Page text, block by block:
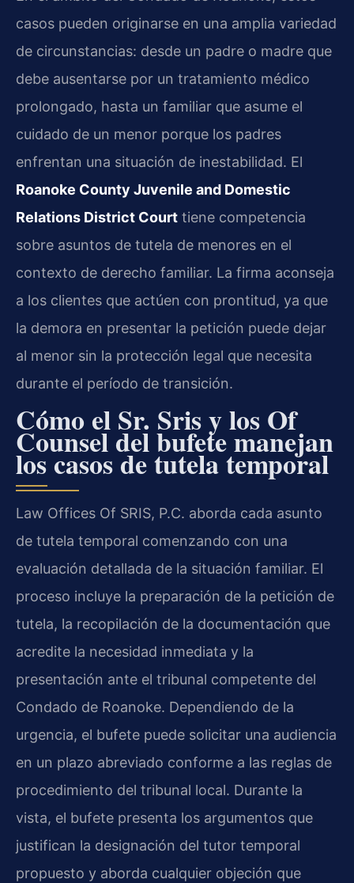
casos pueden originarse en una amplia variedad
de circunstancias: desde un padre o madre que
debe ausentarse por un tratamiento médico
prolongado, hasta un familiar que asume el
cuidado de un menor porque los padres
enfrentan una situación de inestabilidad. El
Roanoke County Juvenile and Domestic
Relations District Court tiene competencia
sobre asuntos de tutela de menores en el
contexto de derecho familiar. La firma aconseja
a los clientes que actúen con prontitud, ya que
la demora en presentar la petición puede dejar
al menor sin la protección legal que necesita
durante el período de transición.
Cómo el Sr. Sris y los Of
Counsel del bufete manejan
los casos de tutela temporal
Law Offices Of SRIS, P.C. aborda cada asunto
de tutela temporal comenzando con una
evaluación detallada de la situación familiar. El
proceso incluye la preparación de la petición de
tutela, la recopilación de la documentación que
acredite la necesidad inmediata y la
presentación ante el tribunal competente del
Condado de Roanoke. Dependiendo de la
urgencia, el bufete puede solicitar una audiencia
en un plazo abreviado conforme a las reglas de
procedimiento del tribunal local. Durante la
vista, el bufete presenta los argumentos que
justifican la designación del tutor temporal
propuesto y aborda cualquier objeción que